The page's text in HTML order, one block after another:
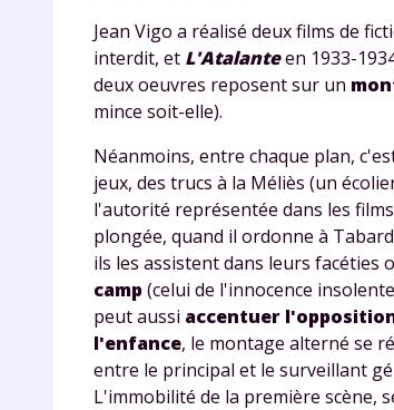
Jean Vigo a réalisé deux films de
interdit, et L'Atalanteen 1933-
deux oeuvres reposent sur un
mince soit-elle).
Néanmoins, entre chaque plan,
jeux, des trucs à la Méliès (un
l'autorité représentée dans les
plongée, quand il ordonne à
ils les assistent dans leurs facéties
camp (celui de l'innocence
peut aussi accentuer
l'enfance, le montage alterné se
entre le principal et le surveillant
L'immobilité de la première scène,